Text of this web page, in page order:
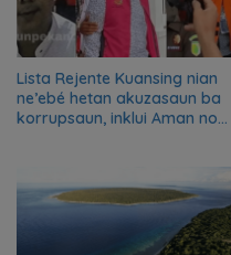
Lista Rejente Kuansing nian
ne’ebé hetan akuzasaun ba
korrupsaun, inklui Aman no